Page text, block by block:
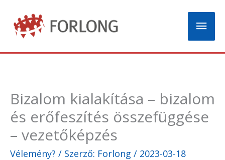
content
Main
Bizalom kialakítása – bizalom
és erőfeszítés összefüggése
– vezetőképzés
Vélemény? / Szerző: Forlong / 2023-03-18